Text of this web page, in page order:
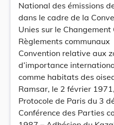
National des émissions
dans le cadre de la
Unies sur le
Règlements communaux
Convention relative aux
d’importance
comme habitats des
Ramsar, le 2 février
Protocole de Paris du 3
Conférence des Parties